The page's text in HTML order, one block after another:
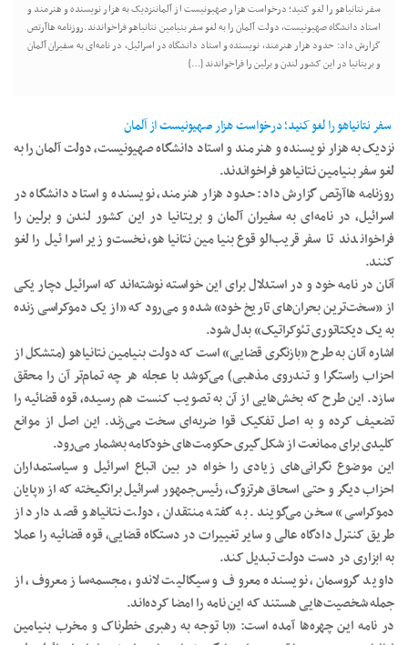
سفر نتانیاهو را لغو کنید؛ درخواست هزار صهیونیست از آلماننزدیک به هزار نویسنده و هنرمند و
استاد دانشگاه صهیونیست، دولت آلمان را به لغو سفر بنیامین نتانیاهو فراخواندند.روزنامه ‌هاآرتص
گزارش داد: حدود هزار هنرمند، نویسنده و استاد دانشگاه در اسرائیل، در نامه‌ای به سفیران آلمان
و بریتانیا در این کشور لندن و برلین را فراخواندند […]
سفر نتانیاهو را لغو کنید؛ درخواست هزار صهیونیست از آلمان
نزدیک به هزار نویسنده و هنرمند و استاد دانشگاه صهیونیست، دولت آلمان را به
لغو سفر بنیامین نتانیاهو فراخواندند.
روزنامه ‌هاآرتص گزارش داد: حدود هزار هنرمند، نویسنده و استاد دانشگاه در
اسرائیل، در نامه‌ای به سفیران آلمان و بریتانیا در این کشور لندن و برلین را
فراخواندند تا سفر قریب‌الوقوع بنیامین نتانیاهو، نخست‌وزیر اسرائیل را لغو
کنند.
آنان در نامه خود و در استدلال برای این خواسته نوشته‌اند که اسرائیل دچار یکی
از «سخت‌‌ترین بحران‌های تاریخ خود» شده و می‌رود که «از یک دموکراسی زنده
به یک دیکتاتوری تئوکراتیک» بدل شود.
اشاره آنان به طرح «بازنگری قضایی» است که دولت بنیامین نتانیاهو (متشکل از
احزاب راستگرا و تندروی مذهبی) می‌کوشد با عجله هر چه تمام‌تر آن را محقق
سازد. این طرح که بخش‌هایی از آن به تصویب کنست هم رسیده، قوه قضائیه را
تضعیف کرده و به اصل تفکیک قوا ضربه‌ای سخت می‌زند. این اصل از موانع
کلیدی برای ممانعت از شکل‌گیری حکومت‌های خودکامه به‌شمار می‌رود.
این موضوع نگرانی‌های زیادی را خواه در بین اتباع اسرائیل و سیاستمداران
احزاب دیگر و حتی اسحاق هرتزوگ، رئیس‌جمهور اسرائیل برانگیخته که از «پایان
دموکراسی» سخن می‌گویند. به گفته منتقدان، دولت نتانیاهو قصد دارد از
طریق کنترل دادگاه عالی و سایر تغییرات در دستگاه قضایی، قوه قضائیه را عملا
به ابزاری در دست دولت تبدیل کند.
داوید گروسمان، نویسنده معروف و سیگالیت لاندو، مجسمه‌ساز معروف، از
جمله شخصیت‌هایی هستند که این نامه را امضا کرده‌اند.
در نامه این چهره‌ها آمده است: «با توجه به رهبری خطرناک و مخرب بنیامین